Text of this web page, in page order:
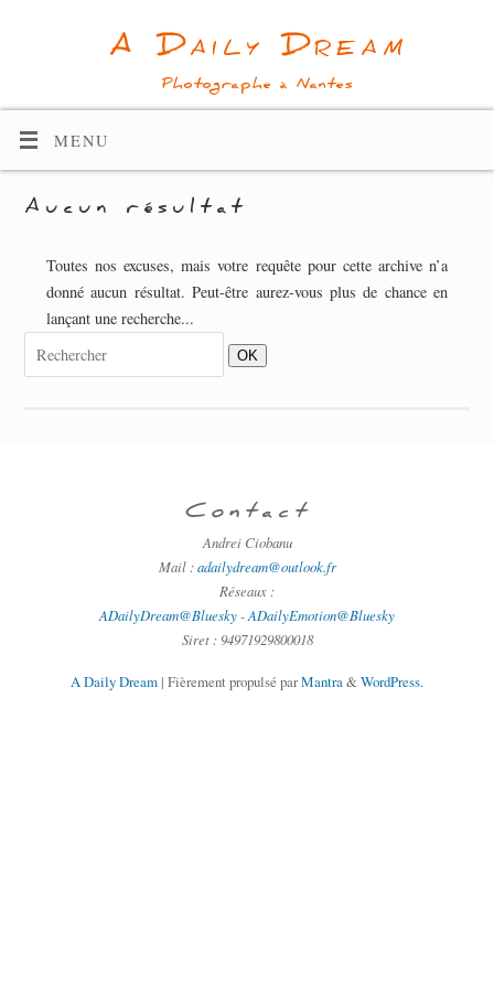
A Daily Dream
Photographe à Nantes
MENU
Aucun résultat
Toutes nos excuses, mais votre requête pour cette archive n’a
donné aucun résultat. Peut-être aurez-vous plus de chance en
lançant une recherche...
OK
Contact
Andrei Ciobanu
Mail :adailydream@outlook.fr
Réseaux :
ADailyDream@Bluesky-ADailyEmotion@Bluesky
Siret : 94971929800018
A Daily Dream | Fièrement propulsé parMantra&WordPress.